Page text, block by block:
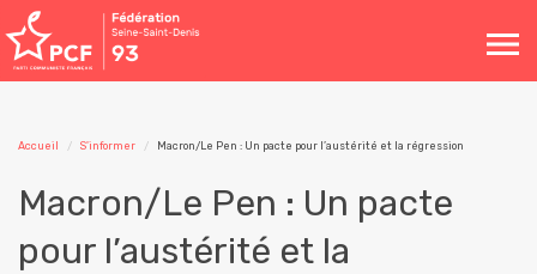
Toggle
navigation
Accueil S'informer Macron/Le Pen : Un pacte pour l’austérité et la régression
Macron/Le Pen : Un pacte
pour l’austérité et la